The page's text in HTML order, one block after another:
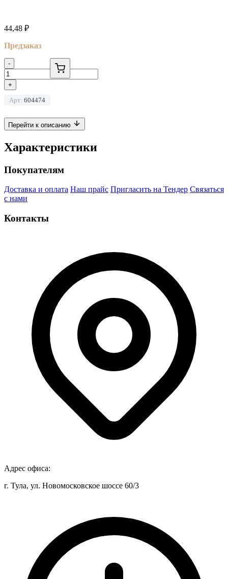
44,48 ₽
Предзаказ
-
+
Арт: 604474
Перейти к описанию
Характеристики
Покупателям
Доставка и оплата Наш прайс Пригласить на Тендер Связаться
с нами
Контакты
Адрес офиса:
г. Тула, ул. Новомосковское шоссе 60/3